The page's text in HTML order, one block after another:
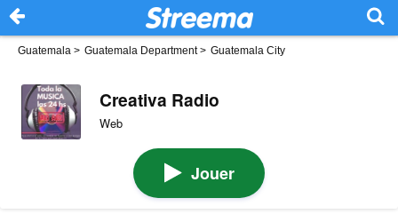
Guatemala > Guatemala Department> Guatemala City
Creativa Radio
Web
Jouer